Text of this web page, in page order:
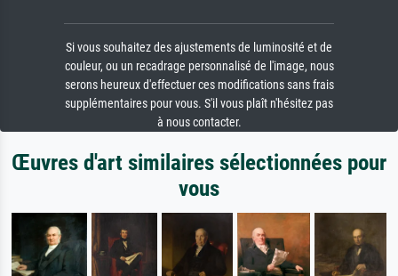
Si vous souhaitez des ajustements de luminosité et de
couleur, ou un recadrage personnalisé de l'image, nous
serons heureux d'effectuer ces modifications sans frais
supplémentaires pour vous. S'il vous plaît n'hésitez pas
à nous contacter.
Œuvres d'art similaires sélectionnées pour
vous